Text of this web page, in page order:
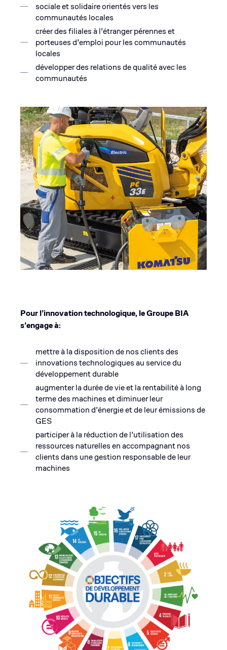
sociale et solidaire orientés vers les
communautés locales
créer des filiales à l’étranger pérennes et
porteuses d’emploi pour les communautés
locales
développer des relations de qualité avec les
communautés
Pour l’innovation technologique, le Groupe BIA
s’engage à:
mettre à la disposition de nos clients des
innovations technologiques au service du
développement durable
augmenter la durée de vie et la rentabilité à long
terme des machines et diminuer leur
consommation d’énergie et de leur émissions de
GES
participer à la réduction de l’utilisation des
ressources naturelles en accompagnant nos
clients dans une gestion responsable de leur
machines